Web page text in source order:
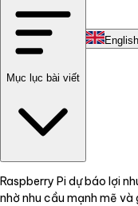
Liên hệ
Tiếng Việt English
Mục lục bài viết
Raspberry Pi dự báo lợi
nhờ nhu cầu mạnh mẽ